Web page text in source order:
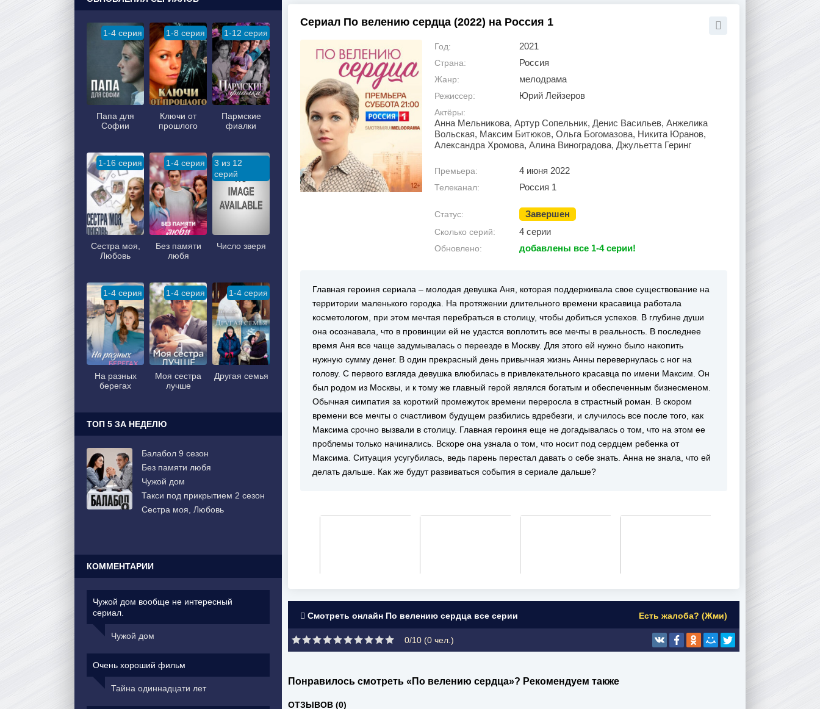
Сериал По велению сердца (2022) на Россия 1
Год: 2021
Страна: Россия
Жанр: мелодрама
Режиссер: Юрий Лейзеров
Актёры:
Анна Мельникова, Артур Сопельник, Денис Васильев, Анжелика
Вольская, Максим Битюков, Ольга Богомазова, Никита Юранов,
Александра Хромова, Алина Виноградова, Джульетта Геринг
Премьера: 4 июня 2022
Телеканал: Россия 1
Статус: Завершен
Сколько серий: 4 серии
Обновлено: добавлены все 1-4 серии!
Главная героиня сериала – молодая девушка Аня, которая поддерживала свое существование на
территории маленького городка. На протяжении длительного времени красавица работала
косметологом, при этом мечтая перебраться в столицу, чтобы добиться успехов. В глубине души
она осознавала, что в провинции ей не удастся воплотить все мечты в реальность. В последнее
время Аня все чаще задумывалась о переезде в Москву. Для этого ей нужно было накопить
нужную сумму денег. В один прекрасный день привычная жизнь Анны перевернулась с ног на
голову. С первого взгляда девушка влюбилась в привлекательного красавца по имени Максим. Он
был родом из Москвы, и к тому же главный герой являлся богатым и обеспеченным бизнесменом.
Обычная симпатия за короткий промежуток времени переросла в страстный роман. В скором
времени все мечты о счастливом будущем разбились вдребезги, и случилось все после того, как
Максима срочно вызвали в столицу. Главная героиня еще не догадывалась о том, что на этом ее
проблемы только начинались. Вскоре она узнала о том, что носит под сердцем ребенка от
Максима. Ситуация усугубилась, ведь парень перестал давать о себе знать. Анна не знала, что ей
делать дальше. Как же будут развиваться события в сериале дальше?
Смотреть онлайн По велению сердца все серии Есть жалоба? (Жми)
0/10 (0 чел.)
Понравилось смотреть «По велению сердца»? Рекомендуем также
ОТЗЫВОВ (0)
1-4 серия
Папа для
Софии
1-8 серия
Ключи от
прошлого
1-12 серия
Пармские
фиалки
1-16 серия
Сестра моя,
Любовь
1-4 серия
Без памяти
любя
3 из 12
серий
Число зверя
1-4 серия
На разных
берегах
1-4 серия
Моя сестра
лучше
1-4 серия
Другая семья
ТОП 5 ЗА НЕДЕЛЮ
Балабол 9 сезон
Без памяти любя
Чужой дом
Такси под прикрытием 2 сезон
Сестра моя, Любовь
КОММЕНТАРИИ
Чужой дом вообще не интересный
сериал.
Чужой дом
Очень хороший фильм
Тайна одиннадцати лет